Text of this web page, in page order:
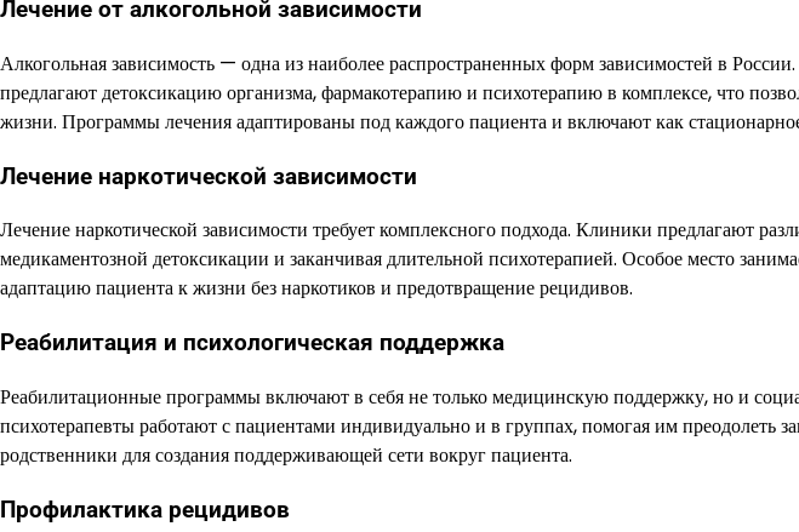
Лечение от алкогольной зависимости
Алкогольная зависимость — одна из наиболее распространенных форм зависимостей в
предлагают детоксикацию организма, фармакотерапию и психотерапию в комплексе, что
жизни. Программы лечения адаптированы под каждого пациента и включают как
Лечение наркотической зависимости
Лечение наркотической зависимости требует комплексного подхода. Клиники предлагают
медикаментозной детоксикации и заканчивая длительной психотерапией. Особое место
адаптацию пациента к жизни без наркотиков и предотвращение рецидивов.
Реабилитация и психологическая поддержка
Реабилитационные программы включают в себя не только медицинскую поддержку, но и
психотерапевты работают с пациентами индивидуально и в группах, помогая им преодолеть
родственники для создания поддерживающей сети вокруг пациента.
Профилактика рецидивов